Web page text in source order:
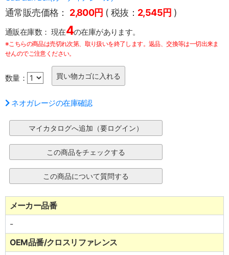
通常販売価格： 2,800円 ( 税抜： 2,545円 )
通販在庫数： 現在4の在庫があります。
※こちらの商品は売切れ次第、取り扱いを終了します。返品、交換等は一切出来ま
せんのでご注意ください。
数量：
ネオガレージの在庫確認
メーカー品番
-
OEM品番/クロスリファレンス